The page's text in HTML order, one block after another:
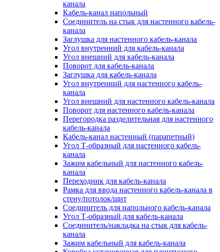
канала
Кабель-канал напольный
Соединитель на стык для настенного кабель-
канала
Заглушка для настенного кабель-канала
Угол внутренний для кабель-канала
Угол внешний для кабель-канала
Поворот для кабель-канала
Заглушка для кабель-канала
Угол внутренний для настенного кабель-
канала
Угол внешний для настенного кабель-канала
Поворот для настенного кабель-канала
Перегородка разделительная для настенного
кабель-канала
Кабель-канал настенный (парапетный)
Угол Т-образный для настенного кабель-
канала
Зажим кабельный для настенного кабель-
канала
Переходник для кабель-канала
Рамка для ввода настенного кабель-канала в
стену/потолок/щит
Соединитель для напольного кабель-канала
Угол Т-образный для кабель-канала
Соединитель/накладка на стык для кабель-
канала
Зажим кабельный для кабель-канала